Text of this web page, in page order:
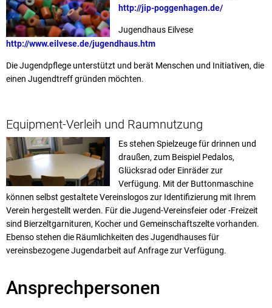
http://jip-poggenhagen.de/
Jugendhaus Eilvese
http://www.eilvese.de/jugendhaus.htm
Die Jugendpflege unterstützt und berät Menschen und Initiativen, die
einen Jugendtreff gründen möchten.
Equipment-Verleih und Raumnutzung
Es stehen Spielzeuge für drinnen und
draußen, zum Beispiel Pedalos,
Glücksrad oder Einräder zur
Verfügung. Mit der Buttonmaschine
können selbst gestaltete Vereinslogos zur Identifizierung mit Ihrem
Verein hergestellt werden. Für die Jugend-Vereinsfeier oder -Freizeit
sind Bierzeltgarnituren, Kocher und Gemeinschaftszelte vorhanden.
Ebenso stehen die Räumlichkeiten des Jugendhauses für
vereinsbezogene Jugendarbeit auf Anfrage zur Verfügung.
Ansprechpersonen